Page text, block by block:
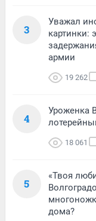
3
Уважал
картинки:
армии
19 262
4
Уроженка
18 061
5
«Твоя
дома?